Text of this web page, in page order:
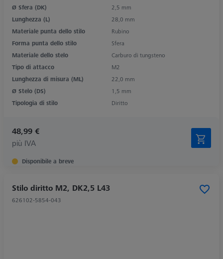
Ø Sfera (DK)
2,5 mm
Lunghezza (L)
28,0 mm
Materiale punta dello stilo
Rubino
Forma punta dello stilo
Sfera
Materiale dello stelo
Carburo di tungsteno
Tipo di attacco
M2
Lunghezza di misura (ML)
22,0 mm
Ø Stelo (DS)
1,5 mm
Tipologia di stilo
Diritto
48,99 €
più IVA
Disponibile a breve
Stilo diritto M2, DK2,5 L43
626102-5854-043